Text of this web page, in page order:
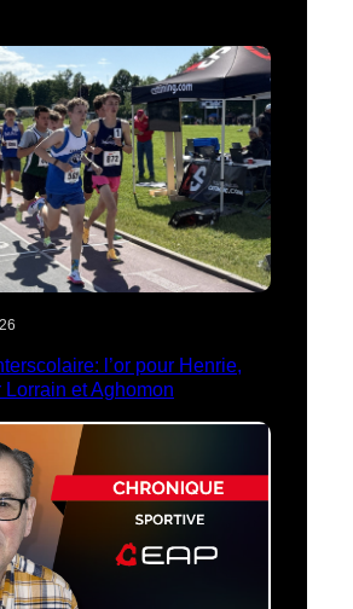
l’or pour Henrie,
Lorrain et Aghomon